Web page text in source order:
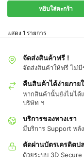
หยิบใส่ตะกร้า
แสดง 1 รายการ
จัดส่งสินค้าฟรี !
จัดส่งสินค้าให้ฟรี ไม่
คืนสินค้าได้ง่ายภาย
หากสินค้านั้นยังไม่ได้
บริษัท ฯ
บริการของทางเรา
มีบริการ Support หลั
ตัดผ่านบัตรเครดิตป
ด้วยระบบ 3D